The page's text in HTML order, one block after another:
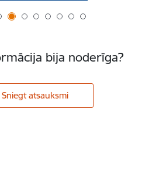
bija noderīga?
Sniegt atsauksmi